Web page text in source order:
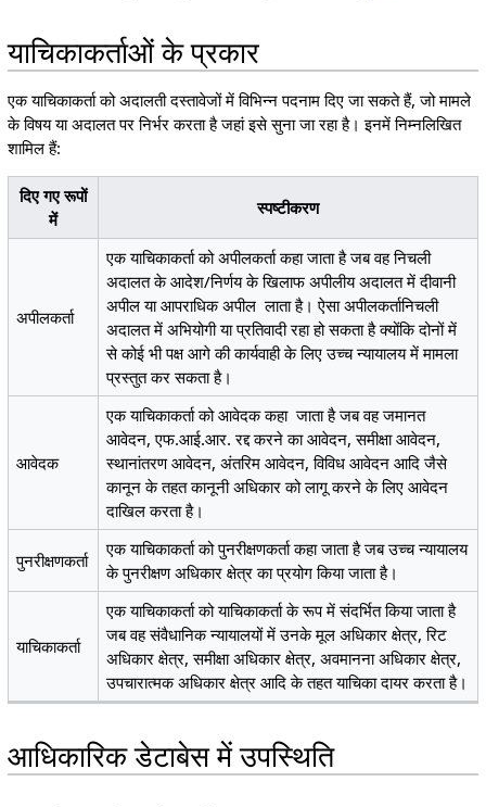
याचिकाकर्ताओं के प्रकार
एक याचिकाकर्ता को अदालती दस्तावेजों में विभिन्न पदनाम दिए जा सकते हैं, जो मामले
के विषय या अदालत पर निर्भर करता है जहां इसे सुना जा रहा है। इनमें निम्नलिखित
शामिल हैं:
दिए गए रूपों
में
स्पष्टीकरण
अपीलकर्ता
एक याचिकाकर्ता को अपीलकर्ता कहा जाता है जब वह निचली
अदालत के आदेश/निर्णय के खिलाफ अपीलीय अदालत में दीवानी
अपील या आपराधिक अपील लाता है। ऐसा अपीलकर्तानिचली
अदालत में अभियोगी या प्रतिवादी रहा हो सकता है क्योंकि दोनों में
से कोई भी पक्ष आगे की कार्यवाही के लिए उच्च न्यायालय में मामला
प्रस्तुत कर सकता है।
आवेदक
एक याचिकाकर्ता को आवेदक कहा जाता है जब वह जमानत
आवेदन, एफ.आई.आर. रद्द करने का आवेदन, समीक्षा आवेदन,
स्थानांतरण आवेदन, अंतरिम आवेदन, विविध आवेदन आदि जैसे
कानून के तहत कानूनी अधिकार को लागू करने के लिए आवेदन
दाखिल करता है।
पुनरीक्षणकर्ता
एक याचिकाकर्ता को पुनरीक्षणकर्ता कहा जाता है जब उच्च न्यायालय
के पुनरीक्षण अधिकार क्षेत्र का प्रयोग किया जाता है।
याचिकाकर्ता
एक याचिकाकर्ता को याचिकाकर्ता के रूप में संदर्भित किया जाता है
जब वह संवैधानिक न्यायालयों में उनके मूल अधिकार क्षेत्र, रिट
अधिकार क्षेत्र, समीक्षा अधिकार क्षेत्र, अवमानना अधिकार क्षेत्र,
उपचारात्मक अधिकार क्षेत्र आदि के तहत याचिका दायर करता है।
आधिकारिक डेटाबेस में उपस्थिति